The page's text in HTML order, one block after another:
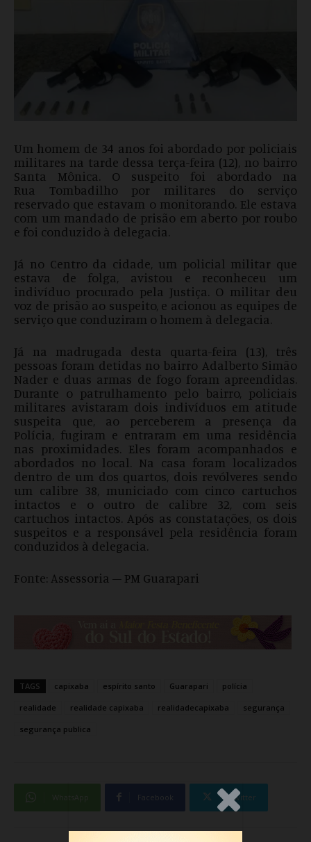
.Anúncio
Um homem de 34 anos foi abordado por policiais
militares na tarde dessa terça-feira (12), no bairro
Santa Mônica. O suspeito foi abordado na
Rua Tombadilho por militares do serviço
reservado que estavam o monitorando. Ele estava
com um mandado de prisão em aberto por roubo
e foi conduzido à delegacia.
Já no Centro da cidade, um policial militar que
estava de folga, avistou e reconheceu um
indivíduo procurado pela Justiça. O militar deu
voz de prisão ao suspeito, e acionou as equipes de
serviço que conduziram o homem à delegacia.
Já na madrugada desta quarta-feira (13), três
pessoas foram detidas no bairro Adalberto Simão
Nader e duas armas de fogo foram apreendidas.
Durante o patrulhamento pelo bairro, policiais
militares avistaram dois indivíduos em atitude
suspeita que, ao perceberem a presença da
Polícia, fugiram e entraram em uma residência
nas proximidades. Eles foram acompanhados e
abordados no local. Na casa foram localizados
dentro de um dos quartos, dois revólveres sendo
um calibre 38, municiado com cinco cartuchos
intactos e o outro de calibre 32, com seis
cartuchos intactos. Após as constatações, os dois
suspeitos e a responsável pela residência foram
conduzidos à delegacia.
Fonte: Assessoria – PM Guarapari
TAGS capixaba espírito santo Guarapari polícia
realidade realidade capixaba realidadecapixaba segurança
segurança publica
Facebook Twitter